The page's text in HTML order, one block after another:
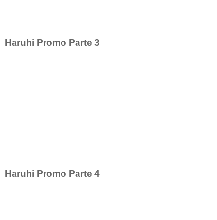
Haruhi Promo Parte 3
Haruhi Promo Parte 4